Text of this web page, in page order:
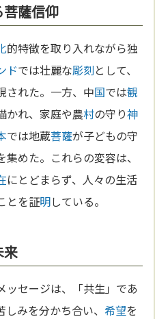
薩信仰
的特徴を取り入れながら独
ドでは壮麗な彫刻として、
された。一方、中国では観
かれ、家庭や農村の守り神
では地蔵菩薩が子どもの守
集めた。これらの変容は、
にとどまらず、人々の生活
とを証明している。
来
ッセージは、「共生」であ
しみを分かち合い、希望を